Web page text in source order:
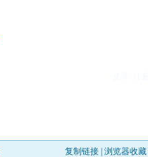
复制链接| 浏览器收藏|